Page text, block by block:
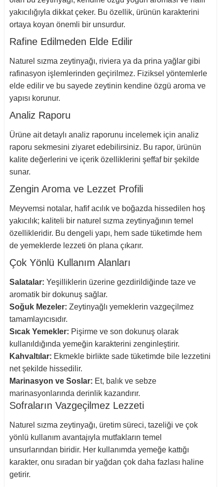
yakıcılığıyla dikkat çeker. Bu özellik, ürünün karakterini
ortaya koyan önemli bir unsurdur.
Rafine Edilmeden Elde Edilir
Naturel sızma zeytinyağı, riviera ya da prina yağlar gibi
rafinasyon işlemlerinden geçirilmez. Fiziksel yöntemlerle
elde edilir ve bu sayede zeytinin kendine özgü aroma ve
yapısı korunur.
Analiz Raporu
Ürüne ait detaylı analiz raporunu incelemek için analiz
raporu sekmesini ziyaret edebilirsiniz. Bu rapor, ürünün
kalite değerlerini ve içerik özelliklerini şeffaf bir şekilde
sunar.
Zengin Aroma ve Lezzet Profili
Meyvemsi notalar, hafif acılık ve boğazda hissedilen hoş
yakıcılık; kaliteli bir naturel sızma zeytinyağının temel
özellikleridir. Bu dengeli yapı, hem sade tüketimde hem
de yemeklerde lezzeti ön plana çıkarır.
Çok Yönlü Kullanım Alanları
Salatalar: Yeşilliklerin üzerine gezdirildiğinde taze ve
aromatik bir dokunuş sağlar.
Soğuk Mezeler: Zeytinyağlı yemeklerin vazgeçilmez
tamamlayıcısıdır.
Sıcak Yemekler: Pişirme ve son dokunuş olarak
kullanıldığında yemeğin karakterini zenginleştirir.
Kahvaltılar: Ekmekle birlikte sade tüketimde bile lezzetini
net şekilde hissedilir.
Marinasyon ve Soslar: Et, balık ve sebze
marinasyonlarında derinlik kazandırır.
Sofraların Vazgeçilmez Lezzeti
Naturel sızma zeytinyağı, üretim süreci, tazeliği ve çok
yönlü kullanım avantajıyla mutfakların temel
unsurlarından biridir. Her kullanımda yemeğe kattığı
karakter, onu sıradan bir yağdan çok daha fazlası haline
getirir.